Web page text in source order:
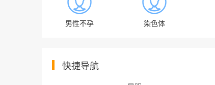
男性不孕 染色体
快捷导航